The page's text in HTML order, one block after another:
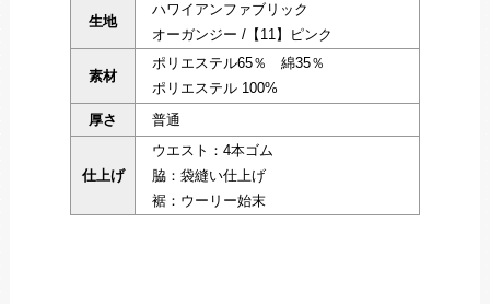
生地
ハワイアンファブリック
オーガンジー /【11】ピンク
素材
ポリエステル65％ 綿35％
ポリエステル 100%
厚さ
普通
仕上げ
ウエスト：4本ゴム
脇：袋縫い仕上げ
裾：ウーリー始末